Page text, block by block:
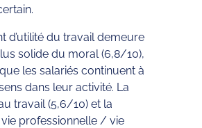
d’utilité du travail demeure
solide du moral (6,8/10),
les salariés continuent à
dans leur activité. La
travail (5,6/10) et la
professionnelle / vie